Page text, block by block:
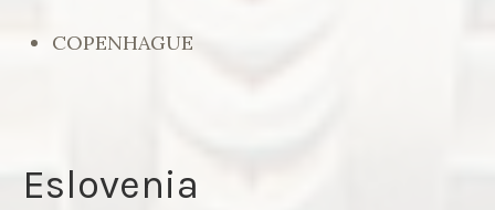
COPENHAGUE
Eslovenia